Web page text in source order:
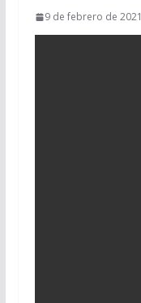
9 de febrero de 2021